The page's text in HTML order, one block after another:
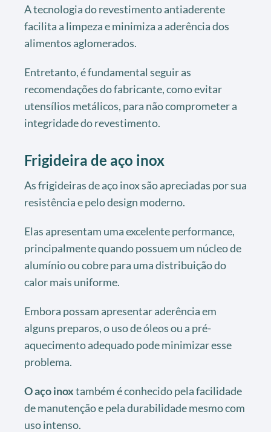
A tecnologia do revestimento antiaderente
facilita a limpeza e minimiza a aderência dos
alimentos aglomerados.
Entretanto, é fundamental seguir as
recomendações do fabricante, como evitar
utensílios metálicos, para não comprometer a
integridade do revestimento.
Frigideira de aço inox
As frigideiras de aço inox são apreciadas por sua
resistência e pelo design moderno.
Elas apresentam uma excelente performance,
principalmente quando possuem um núcleo de
alumínio ou cobre para uma distribuição do
calor mais uniforme.
Embora possam apresentar aderência em
alguns preparos, o uso de óleos ou a pré-
aquecimento adequado pode minimizar esse
problema.
O aço inoxtambém é conhecido pela facilidade
de manutenção e pela durabilidade mesmo com
uso intenso.